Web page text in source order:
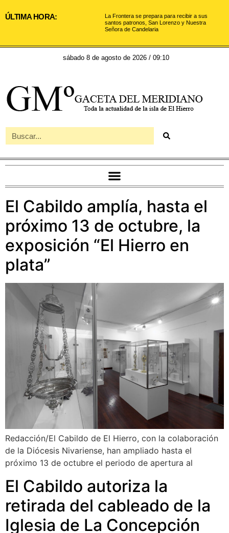
ÚLTIMA HORA:
La Frontera se prepara para recibir a sus
santos patronos, San Lorenzo y Nuestra
Señora de Candelaria
sábado 8 de agosto de 2026 / 09:10
El Cabildo amplía, hasta el
próximo 13 de octubre, la
exposición “El Hierro en
plata”
Redacción/El Cabildo de El Hierro, con la colaboración
de la Diócesis Nivariense, han ampliado hasta el
próximo 13 de octubre el periodo de apertura al
El Cabildo autoriza la
retirada del cableado de la
Iglesia de La Concepción